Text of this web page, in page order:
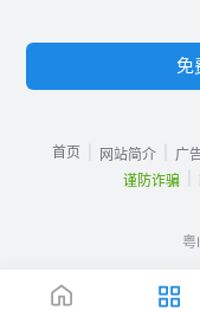
免
首页 网站简介 广
谨防诈骗